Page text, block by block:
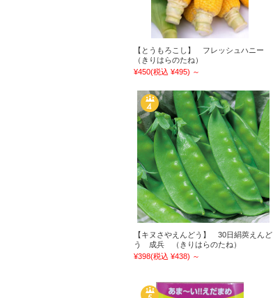
【とうもろこし】 フレッシュハニー
（きりはらのたね）
¥450(税込 ¥495) ～
【キヌさやえんどう】 30日絹莢えんど
う 成兵 （きりはらのたね）
¥398(税込 ¥438) ～